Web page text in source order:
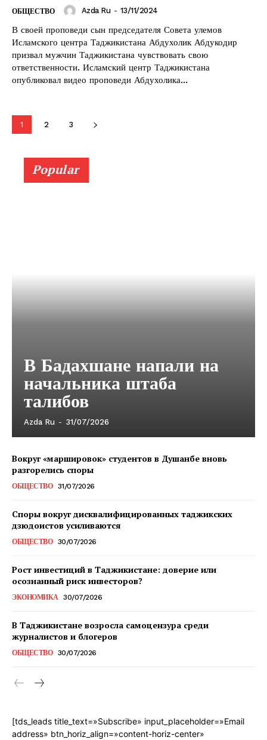
ОБЩЕСТВО Azda Ru - 13/11/2024
В своей проповеди сын председателя Совета улемов
Исламского центра Таджикистана Абдухолик Абдукодир
призвал мужчин Таджикистана чувствовать свою
ответственности. Исламский центр Таджикистана
опубликовал видео проповеди Абдухолика...
1 2 3
Popular
В Бадахшане напали на
начальника штаба
талибов
Azda Ru - 31/07/2026
Вокруг «маршировок» студентов в Душанбе вновь
разгорелись споры
ОБЩЕСТВО 31/07/2026
Споры вокруг дисквалифицированных таджикских
дзюдоистов усиливаются
ОБЩЕСТВО 30/07/2026
Рост инвестиций в Таджикистане: доверие или
осознанный риск инвесторов?
ЭКОНОМИКА 30/07/2026
В Таджикистане возросла самоцензура среди
журналистов и блогеров
ОБЩЕСТВО 30/07/2026
[tds_leads title_text=»Subscribe» input_placeholder=»Email
address» btn_horiz_align=»content-horiz-center»